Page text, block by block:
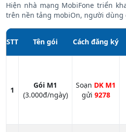
Hiện nhà mạng MobiFone triển
trên nền tảng mobiOn, người dùng
STT Tên gói Cách đăng ký
1
Gói M1
(3.000đ/ngày)
Soạn DK M1
gửi 9278